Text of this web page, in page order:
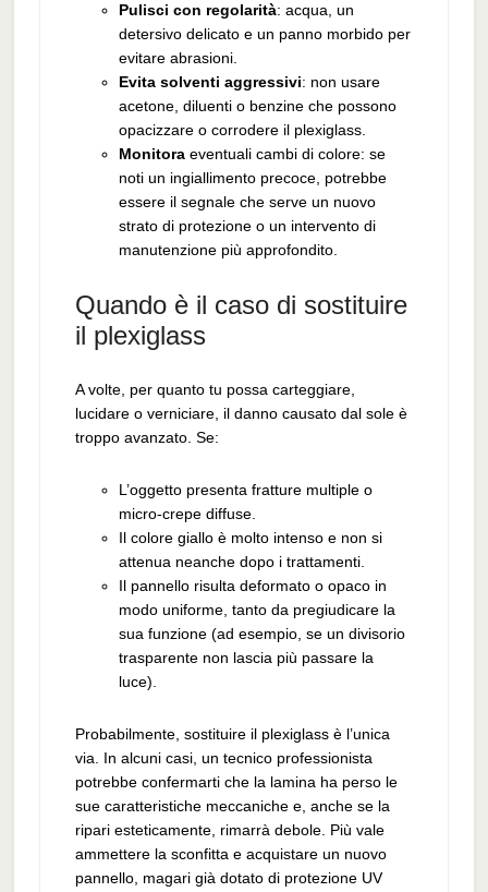
Pulisci con regolarità: acqua, un
detersivo delicato e un panno morbido per
evitare abrasioni.
Evita solventi aggressivi: non usare
acetone, diluenti o benzine che possono
opacizzare o corrodere il plexiglass.
Monitoraeventuali cambi di colore: se
noti un ingiallimento precoce, potrebbe
essere il segnale che serve un nuovo
strato di protezione o un intervento di
manutenzione più approfondito.
Quando è il caso di sostituire
il plexiglass
A volte, per quanto tu possa carteggiare,
lucidare o verniciare, il danno causato dal sole è
troppo avanzato. Se:
L’oggetto presenta fratture multiple o
micro-crepe diffuse.
Il colore giallo è molto intenso e non si
attenua neanche dopo i trattamenti.
Il pannello risulta deformato o opaco in
modo uniforme, tanto da pregiudicare la
sua funzione (ad esempio, se un divisorio
trasparente non lascia più passare la
luce).
Probabilmente, sostituire il plexiglass è l’unica
via. In alcuni casi, un tecnico professionista
potrebbe confermarti che la lamina ha perso le
sue caratteristiche meccaniche e, anche se la
ripari esteticamente, rimarrà debole. Più vale
ammettere la sconfitta e acquistare un nuovo
pannello, magari già dotato di protezione UV